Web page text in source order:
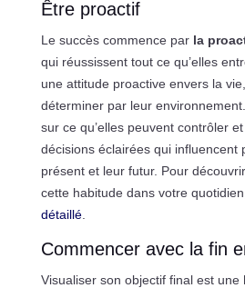
Être proactif
Le succès commence par la
qui réussissent tout ce qu’elles
une attitude proactive envers la
déterminer par leur
sur ce qu’elles peuvent contrôler
décisions éclairées qui influencent
présent et leur futur. Pour
cette habitude dans votre
détaillé.
Commencer avec la fin
Visualiser son objectif final est une